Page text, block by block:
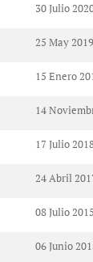
30 Julio
25 May 2019
15 Enero
14
17 Julio
24 Abril
08 Julio 2015
06 Junio